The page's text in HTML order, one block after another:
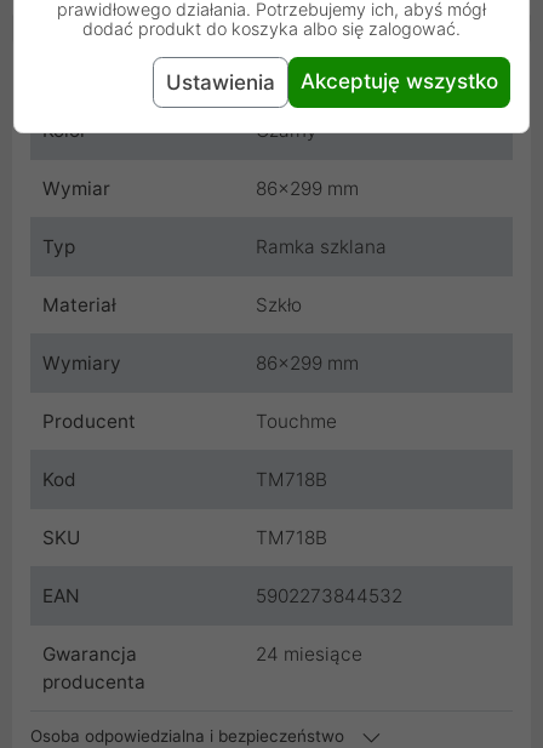
Cechy produktu
Kolor Czarny
Wymiar 86x299 mm
Typ Ramka szklana
Materiał Szkło
Wymiary 86x299 mm
Producent Touchme
Kod TM718B
SKU TM718B
EAN 5902273844532
Gwarancja
producenta
24 miesiące
Osoba odpowiedzialna i bezpieczeństwo
prawidłowego działania. Potrzebujemy ich, abyś mógł
dodać produkt do koszyka albo się zalogować.
Ustawienia Akceptuję wszystko